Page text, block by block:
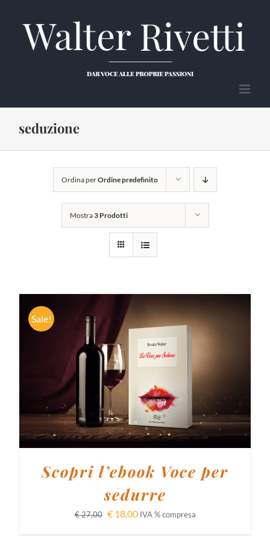
contenuto
seduzione
Ordina perOrdine predefinito
Mostra3 Prodotti
Sale!
AGGIUNGI AL CARRELLO DETTAGLI
Scopri l’ebook Voce per
sedurre
€27,00 €18,00 IVA % compresa